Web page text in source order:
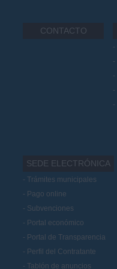
CONTACTO
SEDE ELECTRÓNICA
Trámites municipales
Pago online
Subvenciones
Portal económico
Portal de Transparencia
Perfil del Contratante
Tablón de anuncios